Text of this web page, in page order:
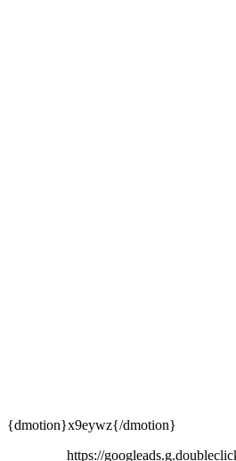
{dmotion}x9eywz{/dmotion}
https://